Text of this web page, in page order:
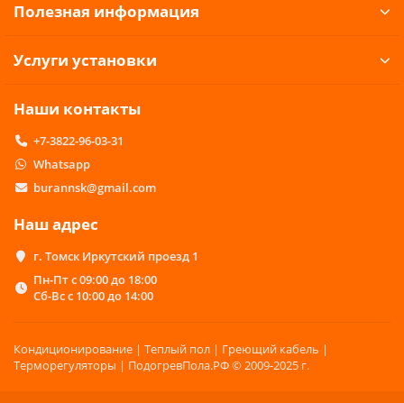
Полезная информация
Услуги установки
Наши контакты
+7-3822-96-03-31
Whatsapp
burannsk@gmail.com
Наш адрес
г. Томск Иркутский проезд 1
Пн-Пт с 09:00 до 18:00
Сб-Вс с 10:00 до 14:00
Кондиционирование | Теплый пол | Греющий кабель |
Терморегуляторы | ПодогревПола.РФ © 2009-2025 г.